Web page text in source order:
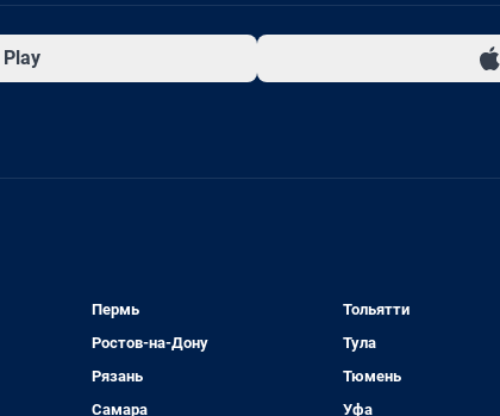
Пермь
Ростов-на-Дону
Рязань
Самара
Тольятти
Тула
Тюмень
Уфа